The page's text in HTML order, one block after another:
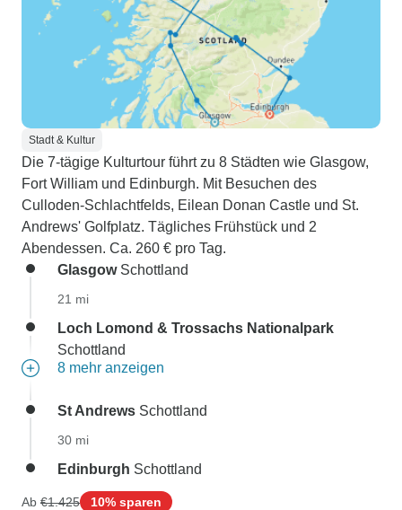
Stadt & Kultur
Die 7-tägige Kulturtour führt zu 8 Städten wie Glasgow,
Fort William und Edinburgh. Mit Besuchen des
Culloden-Schlachtfelds, Eilean Donan Castle und St.
Andrews' Golfplatz. Tägliches Frühstück und 2
Abendessen. Ca. 260 € pro Tag.
GlasgowSchottland
21 mi
Loch Lomond & Trossachs Nationalpark
Schottland
8 mehr anzeigen
St Andrews Schottland
30 mi
Edinburgh Schottland
Ab €1.425 10% sparen